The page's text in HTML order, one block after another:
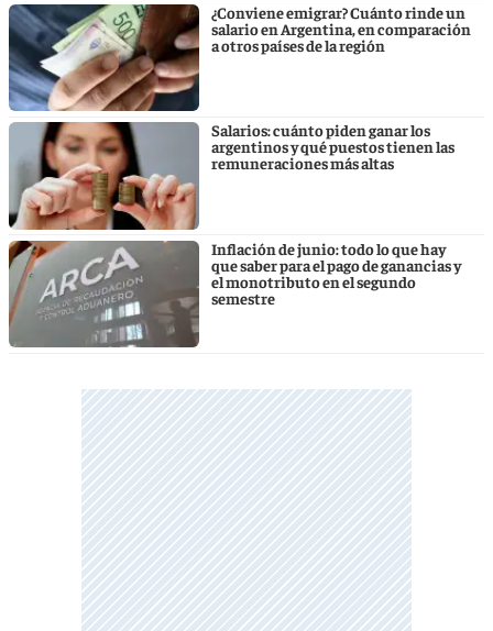
¿Conviene emigrar? Cuánto rinde un
salario en Argentina, en comparación
a otros países de la región
Salarios: cuánto piden ganar los
argentinos y qué puestos tienen las
remuneraciones más altas
Inflación de junio: todo lo que hay
que saber para el pago de ganancias y
el monotributo en el segundo
semestre